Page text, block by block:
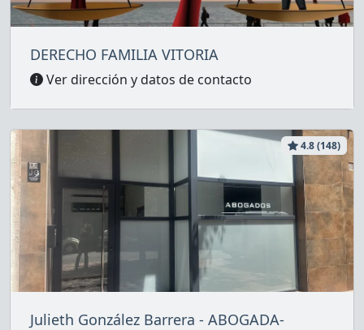
DERECHO FAMILIA VITORIA
Ver dirección y datos de contacto
4.8 (148)
Julieth González Barrera - ABOGADA-